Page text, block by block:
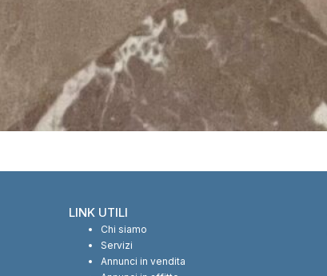
LINK UTILI
Chi siamo
Servizi
Annunci in vendita